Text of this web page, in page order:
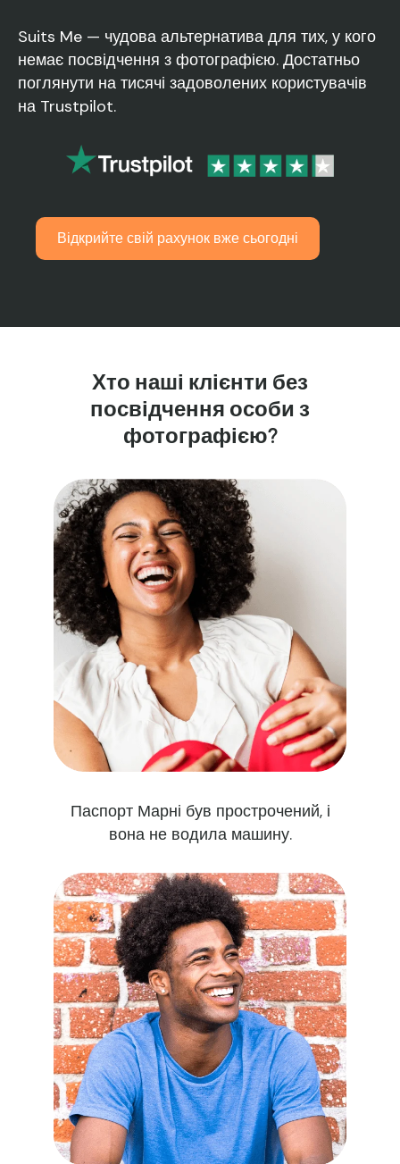
Suits Me — чудова альтернатива для тих, у кого
немає посвідчення з фотографією. Достатньо
поглянути на тисячі задоволених користувачів
на Trustpilot.
Відкрийте свій рахунок вже сьогодні
Хто наші клієнти без
посвідчення особи з
фотографією?
Паспорт Марні був прострочений, і
вона не водила машину.